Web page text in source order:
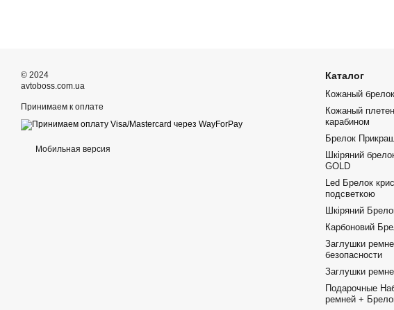
© 2024
avtoboss.com.ua
Принимаем к оплате
Мобильная версия
Каталог
Кожаный
Кожаный
карабином
Брелок
Шкіряний
GOLD
Led Брелок
подсветкою
Шкіряний
Карбоновий
Заглушки
безопасности
Заглушки
Подарочные
ремней +